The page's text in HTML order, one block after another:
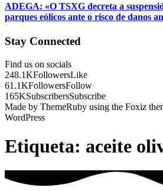
ADEGA: «O TSXG decreta a
parques eólicos ante o risco de danos
Stay Connected
Find us on socials
248.1KFollowersLike
61.1KFollowersFollow
165KSubscribersSubscribe
Made by ThemeRuby using the Foxiz
WordPress
Etiqueta: aceite